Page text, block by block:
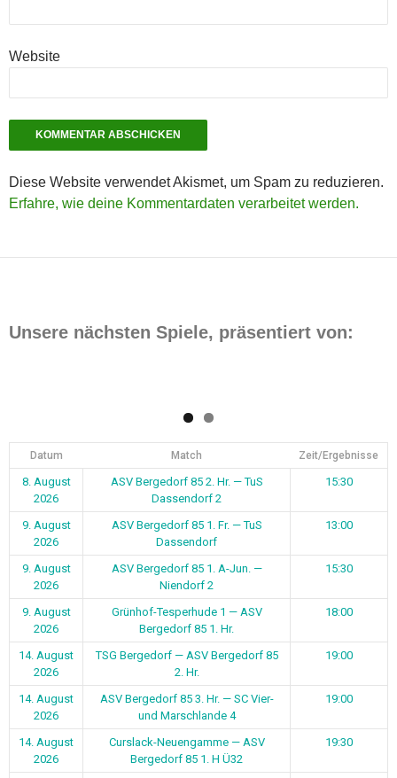
Website
Diese Website verwendet Akismet, um Spam zu reduzieren.
Erfahre, wie deine Kommentardaten verarbeitet werden.
Unsere nächsten Spiele, präsentiert von:
Datum Match Zeit/Ergebnisse
8. August
2026
ASV Bergedorf 85 2. Hr. — TuS
Dassendorf 2
15:30
9. August
2026
ASV Bergedorf 85 1. Fr. — TuS
Dassendorf
13:00
9. August
2026
ASV Bergedorf 85 1. A-Jun. —
Niendorf 2
15:30
9. August
2026
Grünhof-Tesperhude 1 — ASV
Bergedorf 85 1. Hr.
18:00
14. August
2026
TSG Bergedorf — ASV Bergedorf 85
2. Hr.
19:00
14. August
2026
ASV Bergedorf 85 3. Hr. — SC Vier-
und Marschlande 4
19:00
14. August
2026
Curslack-Neuengamme — ASV
Bergedorf 85 1. H Ü32
19:30